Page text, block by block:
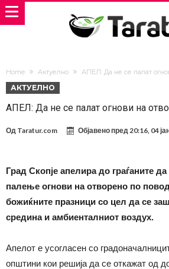
Home Актуелно АПЕЛ: Да не се палат
АКТУЕЛНО
АПЕЛ: Да не се палат огнови на
Од Taratur.com Објавено пред20:16, 04
Град Скопје апелира до граѓаните
палење огнови на отворено по
божиќните празници со цел да се
средина и амбиенталниот воздух.
Апелот е усогласен со
општини кои решија да се откажат од